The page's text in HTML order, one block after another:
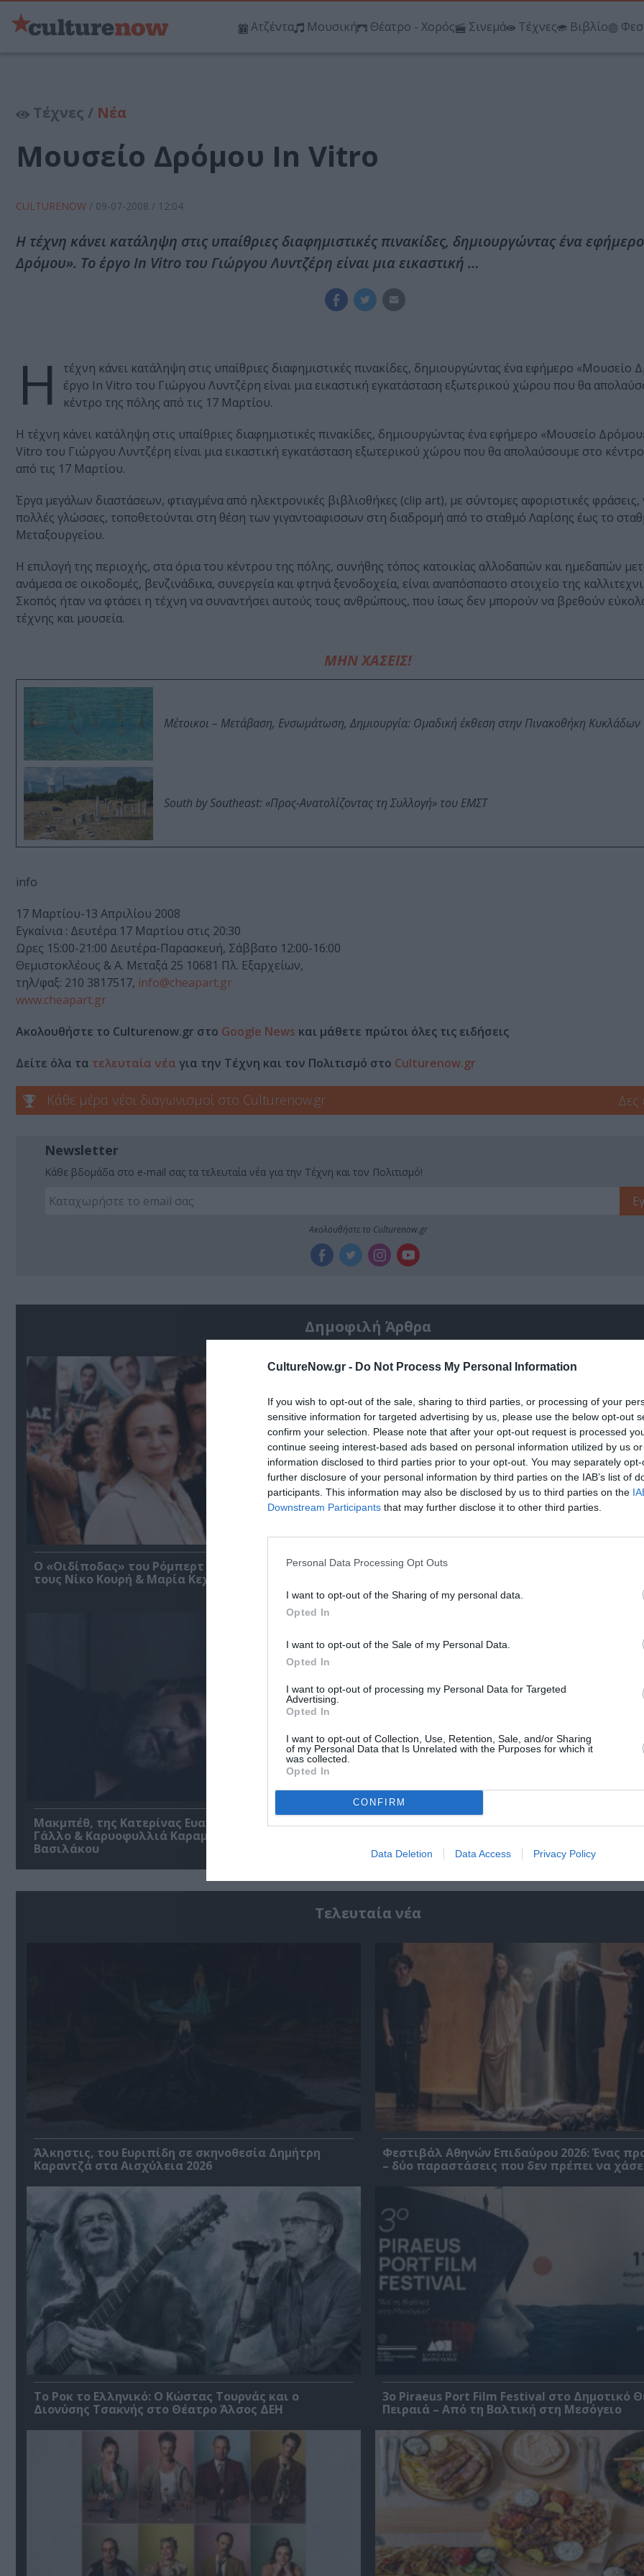
CultureNow.gr - Do Not Process My Personal Information
If you wish to opt-out of the sale, sharing to third parties, or processing of your
sensitive information for targeted advertising by us, please use the below opt-out
confirm your selection. Please note that after your opt-out request is processed
continue seeing interest-based ads based on personal information utilized by us
information disclosed to third parties prior to your opt-out. You may separately
further disclosure of your personal information by third parties on the IAB’s list of
participants. This information may also be disclosed by us to third parties on the
Downstream Participants that may further disclose it to other third parties.
Personal Data Processing Opt Outs
I want to opt-out of the Sharing of my personal data.
Opted In
I want to opt-out of the Sale of my Personal Data.
Opted In
I want to opt-out of processing my Personal Data for Targeted
Advertising.
Opted In
I want to opt-out of Collection, Use, Retention, Sale, and/or Sharing
of my Personal Data that Is Unrelated with the Purposes for which it
was collected.
Opted In
CONFIRM
Data Deletion Data Access Privacy Policy
Ατζέντα Μουσική Θέατρο - Χορός Σινεμά Τέχνες Βιβλίο
Τέχνες / Νέα
Μουσείο Δρόμου In Vitro
CULTURENOW / 09-07-2008 / 12:04
Η τέχνη κάνει κατάληψη στις υπαίθριες διαφημιστικές πινακίδες, δημιουργώντας ένα
Δρόμου». Το έργο In Vitro του Γιώργου Λυντζέρη είναι μια εικαστική …
Η
τέχνη κάνει κατάληψη στις υπαίθριες διαφημιστικές πινακίδες, δημιουργώντας ένα εφήμερο «Μουσείο
έργο In Vitro του Γιώργου Λυντζέρη είναι μια εικαστική εγκατάσταση εξωτερικού χώρου που θα
κέντρο της πόλης από τις 17 Μαρτίου.
Η τέχνη κάνει κατάληψη στις υπαίθριες διαφημιστικές πινακίδες, δημιουργώντας ένα εφήμερο «Μουσείο
Vitro του Γιώργου Λυντζέρη είναι μια εικαστική εγκατάσταση εξωτερικού χώρου που θα απολαύσουμε στο
από τις 17 Μαρτίου.
Έργα μεγάλων διαστάσεων, φτιαγμένα από ηλεκτρονικές βιβλιοθήκες (clip art), με σύντομες αφοριστικές φράσεις,
πολλές γλώσσες, τοποθετούνται στη θέση των γιγαντοαφισσων στη διαδρομή από το σταθμό Λαρίσης έως το
Μεταξουργείου.
Η επιλογή της περιοχής, στα όρια του κέντρου της πόλης, συνήθης τόπος κατοικίας αλλοδαπών και ημεδαπών
ανάμεσα σε οικοδομές, βενζινάδικα, συνεργεία και φτηνά ξενοδοχεία, είναι αναπόσπαστο στοιχείο της
Σκοπός ήταν να φτάσει η τέχνη να συναντήσει αυτούς τους ανθρώπους, που ίσως δεν μπορούν να βρεθούν
τέχνης και μουσεία.
ΜΗΝ ΧΑΣΕΙΣ!
Μέτοικοι – Μετάβαση, Ενσωμάτωση, Δημιουργία: Ομαδική έκθεση στην Πινακοθήκη Κυκλάδων
South by Southeast: «Προς-Ανατολίζοντας τη Συλλογή» του ΕΜΣΤ
info
17 Μαρτίου-13 Απριλίου 2008
Εγκαίνια : Δευτέρα 17 Μαρτίου στις 20:30
Ωρες 15:00-21:00 Δευτέρα-Παρασκευή, Σάββατο 12:00-16:00
Θεμιστοκλέους & Α. Μεταξά 25 10681 Πλ. Εξαρχείων,
τηλ/φαξ: 210 3817517, info@cheapart.gr
www.cheapart.gr
Ακολουθήστε το Culturenow.gr στο Google News και μάθετε πρώτοι όλες τις ειδήσεις
Δείτε όλα τα τελευταία νέα για την Τέχνη και τον Πολιτισμό στο Culturenow.gr
Κάθε μέρα νέοι διαγωνισμοί στο Culturenow.gr Δες
Newsletter
Κάθε βδομάδα στο e-mail σας τα τελευταία νέα για την Τέχνη και τον Πολιτισμό!
Ακολουθήστε το Culturenow.gr
Δημοφιλή Άρθρα
O «Οιδίποδας» του Ρόμπερτ Άικ ξανά στη Στέγη – Με
τους Νίκο Κουρή & Μαρία Κεχαγιόγλου
Θεοδώρα, Αυτοκράτειρα του Βυζαντίου: Η
Ολύμπια
Μακμπέθ, της Κατερίνας Ευαγγελάτου με Γιώργο
Γάλλο & Καρυοφυλλιά Καραμπέτη στο Θέατρο
Βασιλάκου
32οι Πλοές – Το Αίνιγμα της Εικόνας:
Τελευταία νέα
Άλκηστις, του Ευριπίδη σε σκηνοθεσία Δημήτρη
Καραντζά στα Αισχύλεια 2026
Φεστιβάλ Αθηνών Επιδαύρου 2026: Ένας
– δύο παραστάσεις που δεν πρέπει να
Το Ροκ το Ελληνικό: Ο Κώστας Τουρνάς και ο
Διονύσης Τσακνής στο Θέατρο Άλσος ΔΕΗ
3o Piraeus Port Film Festival στο Δημοτικό
Πειραιά – Από τη Βαλτική στη Μεσόγειο